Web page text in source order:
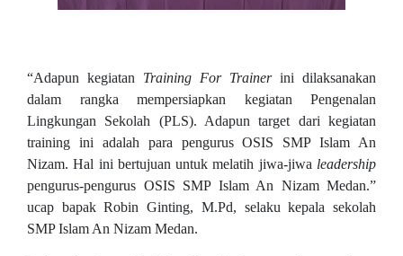
“Adapun kegiatan Training For Trainerini dilaksanakan
dalam rangka mempersiapkan kegiatan Pengenalan
Lingkungan Sekolah (PLS). Adapun target dari kegiatan
training ini adalah para pengurus OSIS SMP Islam An
Nizam. Hal ini bertujuan untuk melatih jiwa-jiwa leadership
pengurus-pengurus OSIS SMP Islam An Nizam Medan.”
ucap bapak Robin Ginting, M.Pd, selaku kepala sekolah
SMP Islam An Nizam Medan.